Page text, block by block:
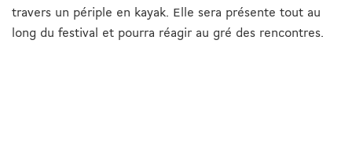
travers un périple en kayak. Elle sera présente tout au
long du festival et pourra réagir au gré des rencontres.